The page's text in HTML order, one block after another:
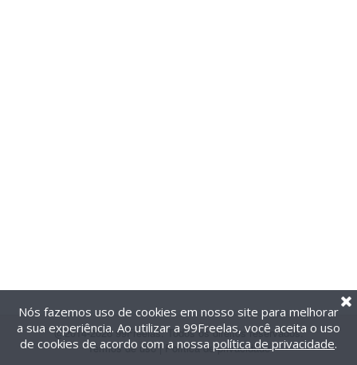
@2014-2026 99Freelas. Todos os direitos reservados.
Termos de uso| Política de privacidade
Nós fazemos uso de cookies em nosso site para melhorar
a sua experiência. Ao utilizar a 99Freelas, você aceita o uso
de cookies de acordo com a nossa política de privacidade.